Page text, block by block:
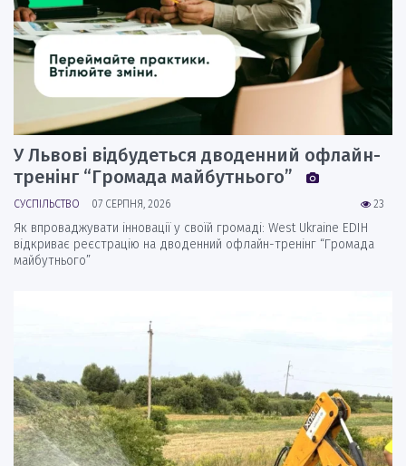
У Львові відбудеться дводенний офлайн-
тренінг “Громада майбутнього”
23
СУСПІЛЬСТВО 07 СЕРПНЯ, 2026
Як впроваджувати інновації у своїй громаді: West Ukraine EDIH
відкриває реєстрацію на дводенний офлайн-тренінг “Громада
майбутнього”